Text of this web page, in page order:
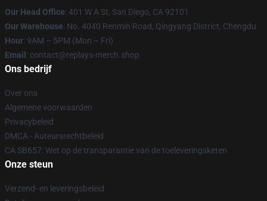
Our Head Office: 401 W A St, San Diego, CA 92101
Our Warehouse: No. 4040 Renmin Road, Qingyang District, Chengdu
Hour: 9AM – 5PM (Mon – Fri)
Email : contact@replays-merch.shop
Ons bedrijf
Over ons
Algemene voorwaarden
Privacybeleid
DMCA - Auteursrechtbeleid
CA SB657: Wet op de transparantie van de toeleveringsketen
Onze steun
Verzend- en leveringsbeleid